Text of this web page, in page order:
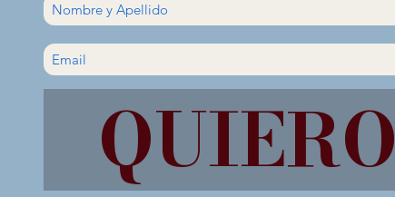
QUIERO